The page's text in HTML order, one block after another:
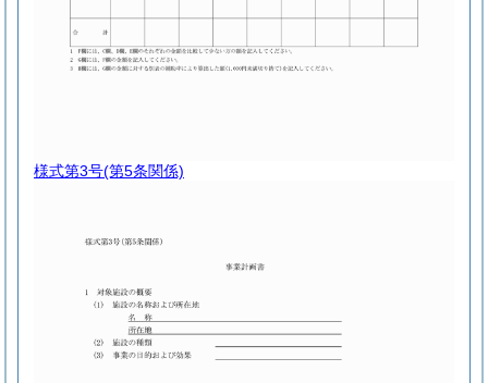
様式第3号(第5条関係)